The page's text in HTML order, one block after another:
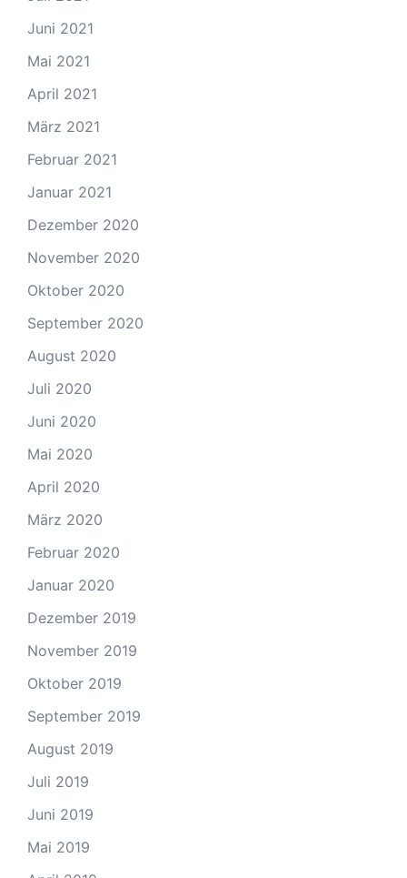
Juni 2021
Mai 2021
April 2021
März 2021
Februar 2021
Januar 2021
Dezember 2020
November 2020
Oktober 2020
September 2020
August 2020
Juli 2020
Juni 2020
Mai 2020
April 2020
März 2020
Februar 2020
Januar 2020
Dezember 2019
November 2019
Oktober 2019
September 2019
August 2019
Juli 2019
Juni 2019
Mai 2019